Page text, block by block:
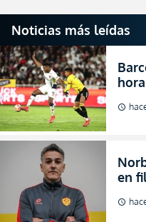
Noticias más leídas
2026
schedule
en
de
schedule